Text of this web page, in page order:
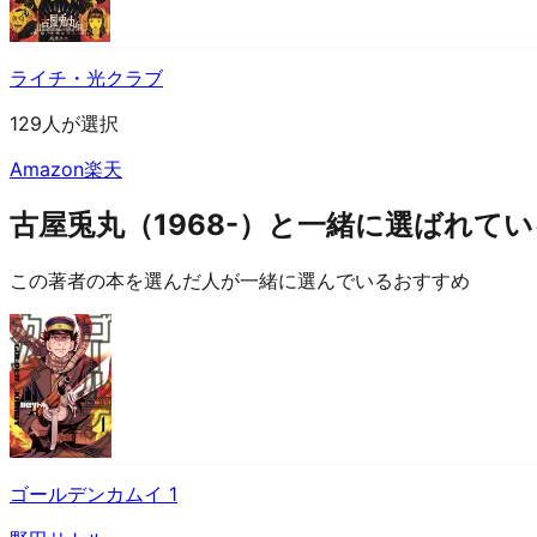
ライチ・光クラブ
129人が選択
Amazon楽天
古屋兎丸（1968-）と一緒に選ばれて
この著者の本を選んだ人が一緒に選んでいるおすすめ
ゴールデンカムイ 1